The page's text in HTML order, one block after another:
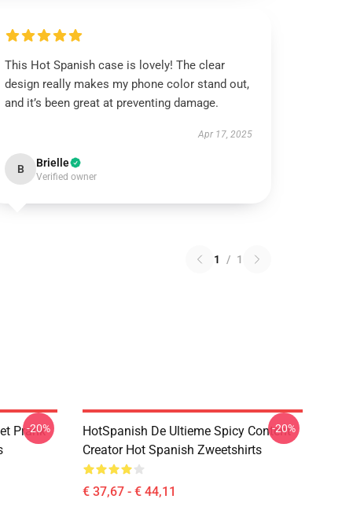
This Hot Spanish case is lovely! The clear
design really makes my phone color stand out,
and it’s been great at preventing damage.
Apr 17, 2025
B Brielle
Verified owner
1 / 1
Prank
-20%
HotSpanish De Ultieme Spicy Content
Creator Hot Spanish Zweetshirts
€ 37,67 - € 44,11
-20%